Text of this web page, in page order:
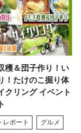
穫＆団子作り！い
！たけのこ掘り体
クリング イベント
レポート グルメ